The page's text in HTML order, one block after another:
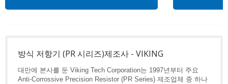
방식 저항기 (PR 시리즈)제조사 - VIKING
대만에 본사를 둔 Viking Tech Corporation는 1997년부터 주요
Anti-Corrossive Precision Resistor (PR Series) 제조업체 중 하나